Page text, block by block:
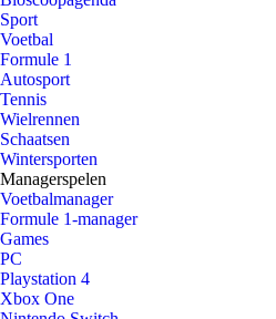
Sport
Voetbal
Formule 1
Autosport
Tennis
Wielrennen
Schaatsen
Wintersporten
Managerspelen
Voetbalmanager
Formule 1-manager
Games
PC
Playstation 4
Xbox One